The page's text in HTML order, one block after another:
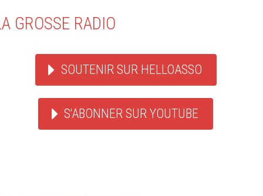
GROSSE RADIO
SOUTENIR SUR HELLOASSO
S'ABONNER SUR YOUTUBE